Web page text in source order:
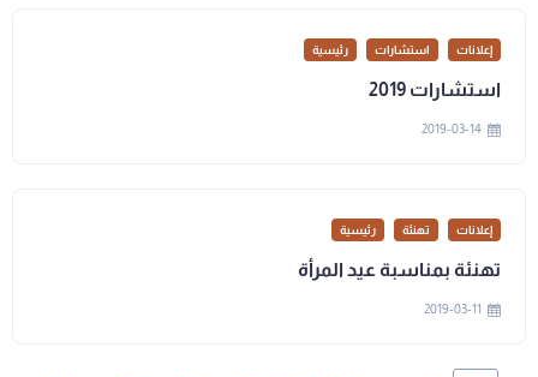
إعلانات استشارات رئيسية
استشارات 2019
2019-03-14
إعلانات تهنئة رئيسية
تهنئة بمناسبة عيد المرأة
2019-03-11